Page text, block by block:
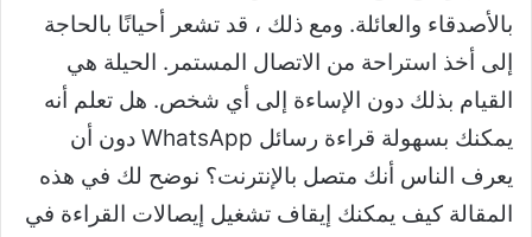
بالأصدقاء والعائلة. ومع ذلك ، قد تشعر أحيانًا بالحاجة
إلى أخذ استراحة من الاتصال المستمر. الحيلة هي
القيام بذلك دون الإساءة إلى أي شخص. هل تعلم أنه
يمكنك بسهولة قراءة رسائل WhatsApp دون أن
يعرف الناس أنك متصل بالإنترنت؟ نوضح لك في هذه
المقالة كيف يمكنك إيقاف تشغيل إيصالات القراءة في